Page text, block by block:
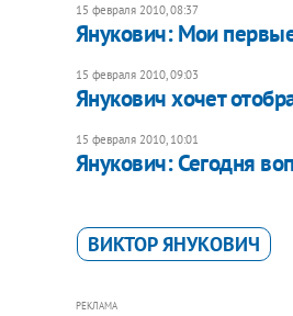
15 февраля 2010, 08:37
Янукович: Мои
15 февраля 2010, 09:03
Янукович хочет
15 февраля 2010, 10:01
Янукович: Сегодня
ВИКТОР ЯНУКОВИЧ
РЕКЛАМА